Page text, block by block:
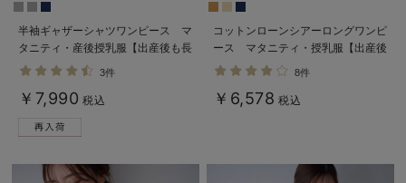
半袖ギャザーシャツワンピース マ
タニティ・産後授乳服【出産後も長
く使える】
3件
￥7,990 税込
コットンローンシアーロングワンピ
ース マタニティ・授乳服【出産後
も長く使える】
8件
￥6,578 税込